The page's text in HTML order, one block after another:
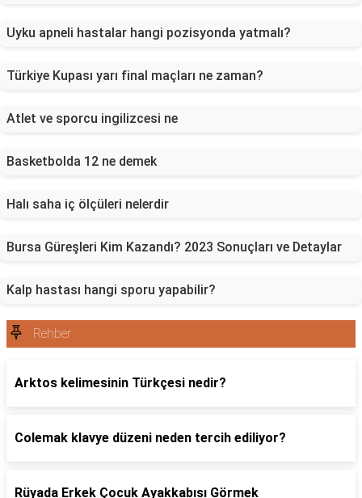
Uyku apneli hastalar hangi pozisyonda yatmalı?
Türkiye Kupası yarı final maçları ne zaman?
Atlet ve sporcu ingilizcesi ne
Basketbolda 12 ne demek
Halı saha iç ölçüleri nelerdir
Bursa Güreşleri Kim Kazandı? 2023 Sonuçları ve Detaylar
Kalp hastası hangi sporu yapabilir?
Rehber
Arktos kelimesinin Türkçesi nedir?
Colemak klavye düzeni neden tercih ediliyor?
Rüyada Erkek Çocuk Ayakkabısı Görmek